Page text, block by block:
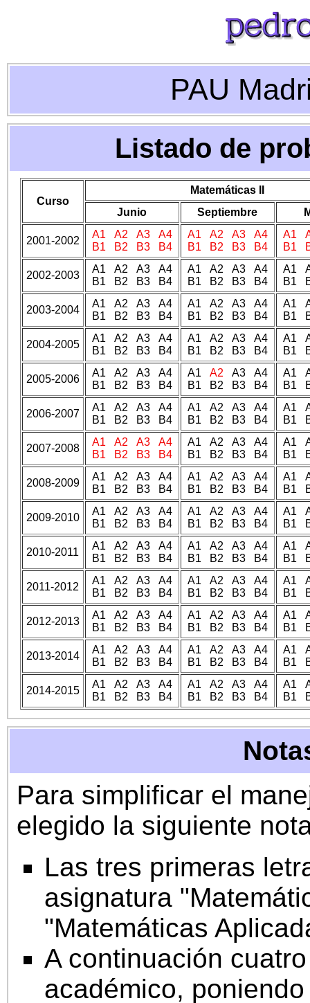
PAU
Listado de
Curso
Matemáticas II
Junio
Septiembre
2001-2002
A1 A2 A3
A4
B1
B2 B3 B4
A1 A2 A3
A4
B1
B2 B3 B4
A1
B1
2002-2003
A1 A2 A3 A4
B1 B2 B3 B4
A1 A2 A3 A4
B1 B2 B3 B4
A1
B1
2003-2004
A1 A2 A3 A4
B1 B2 B3 B4
A1 A2 A3 A4
B1 B2 B3 B4
A1
B1
2004-2005
A1 A2 A3 A4
B1 B2 B3 B4
A1 A2 A3 A4
B1 B2 B3 B4
A1
B1
2005-2006
A1 A2 A3 A4
B1 B2 B3 B4
A1 A2
A3 A4
B1 B2 B3 B4
A1
B1
2006-2007
A1 A2 A3 A4
B1 B2 B3 B4
A1 A2 A3 A4
B1 B2 B3 B4
A1
B1
2007-2008
A1 A2 A3
A4
B1
B2 B3 B4
A1 A2 A3 A4
B1 B2 B3 B4
A1
B1
2008-2009
A1 A2 A3 A4
B1 B2 B3 B4
A1 A2 A3 A4
B1 B2 B3 B4
A1
B1
2009-2010
A1 A2 A3 A4
B1 B2 B3 B4
A1 A2 A3 A4
B1 B2 B3 B4
A1
B1
2010-2011
A1 A2 A3 A4
B1 B2 B3 B4
A1 A2 A3 A4
B1 B2 B3 B4
A1
B1
2011-2012
A1 A2 A3 A4
B1 B2 B3 B4
A1 A2 A3 A4
B1 B2 B3 B4
A1
B1
2012-2013
A1 A2 A3 A4
B1 B2 B3 B4
A1 A2 A3 A4
B1 B2 B3 B4
A1
B1
2013-2014
A1 A2 A3 A4
B1 B2 B3 B4
A1 A2 A3 A4
B1 B2 B3 B4
A1
B1
2014-2015
A1 A2 A3 A4
B1 B2 B3 B4
A1 A2 A3 A4
B1 B2 B3 B4
A1
B1
Para simplificar el
elegido la siguiente
Las tres primeras
asignatura
"Matemáticas
A continuación
académico,